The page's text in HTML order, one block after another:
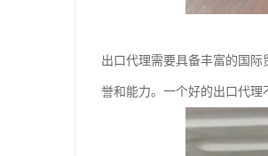
出口代理需要具备丰富的国
誉和能力。一个好的出口代